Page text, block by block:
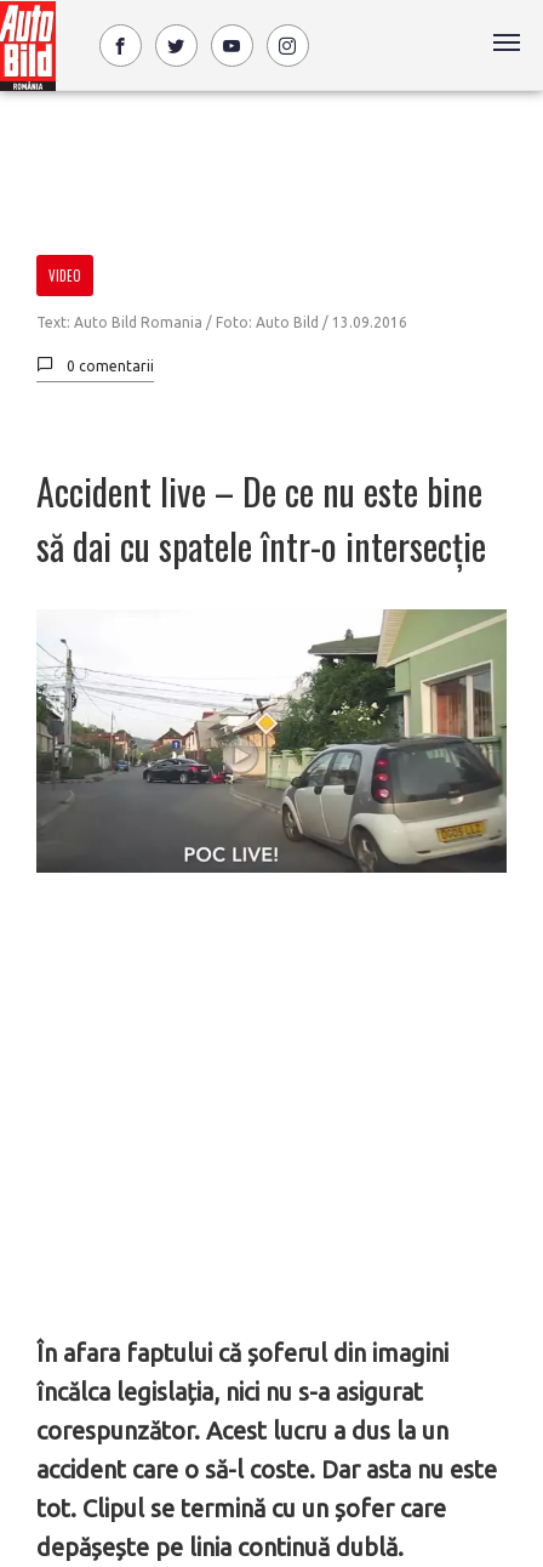
VIDEO
Text: Auto Bild Romania / Foto: Auto Bild / 13.09.2016
0 comentarii
Accident live – De ce nu este bine
să dai cu spatele într-o intersecție
În afara faptului că șoferul din imagini
încălca legislația, nici nu s-a asigurat
corespunzător. Acest lucru a dus la un
accident care o să-l coste. Dar asta nu este
tot. Clipul se termină cu un șofer care
depășește pe linia continuă dublă.